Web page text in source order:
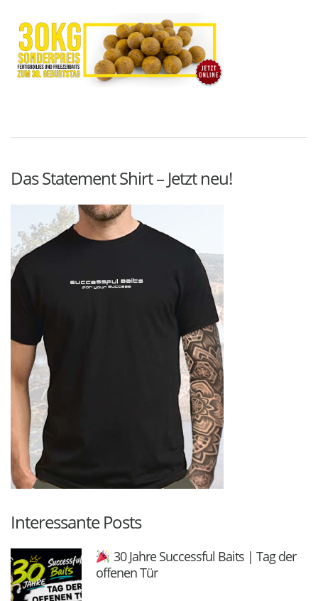
Das Statement Shirt – Jetzt neu!
Interessante Posts
30 Jahre Successful Baits | Tag der
offenen Tür